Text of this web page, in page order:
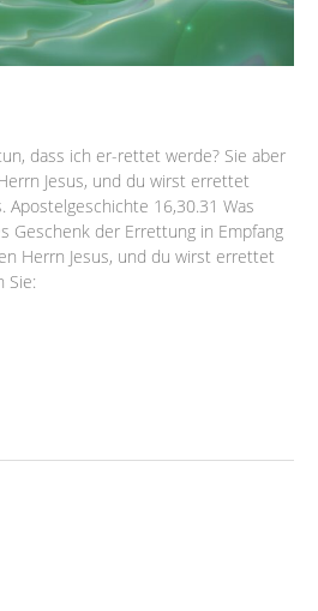
dass ich er-rettet werde? Sie aber
Jesus, und du wirst errettet
Apostelgeschichte 16,30.31 Was
Geschenk der Errettung in Empfang
Herrn Jesus, und du wirst errettet
Sie: